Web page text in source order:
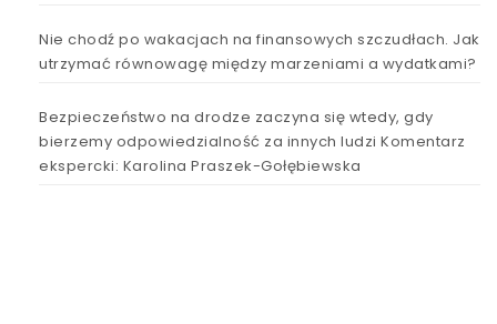
Nie chodź po wakacjach na finansowych szczudłach. Jak
utrzymać równowagę między marzeniami a wydatkami?
Bezpieczeństwo na drodze zaczyna się wtedy, gdy
bierzemy odpowiedzialność za innych ludzi Komentarz
ekspercki: Karolina Praszek-Gołębiewska